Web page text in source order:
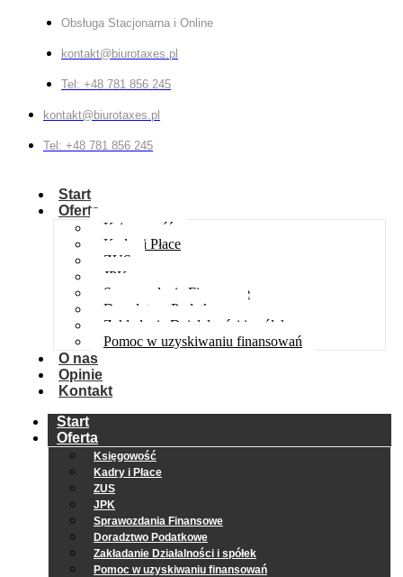
Obsługa Stacjonarna i Online
kontakt@biurotaxes.pl
Tel: +48 781 856 245
kontakt@biurotaxes.pl
Tel: +48 781 856 245
Start
Oferta
Księgowość
Kadry i Płace
ZUS
JPK
Sprawozdania Finansowe
Doradztwo Podatkowe
Zakładanie Działalności i spółek
Pomoc w uzyskiwaniu finansowań
O nas
Opinie
Kontakt
Start
Oferta
Księgowość
Kadry i Płace
ZUS
JPK
Sprawozdania Finansowe
Doradztwo Podatkowe
Zakładanie Działalności i spółek
Pomoc w uzyskiwaniu finansowań